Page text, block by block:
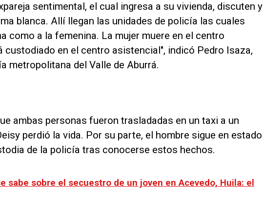
sentimental, el cual ingresa a su vivienda, discuten y
blanca. Allí llegan las unidades de policía las cuales
como a la femenina. La mujer muere en el centro
custodiado en el centro asistencial", indicó Pedro Isaza,
metropolitana del Valle de Aburrá.
ambas personas fueron trasladadas en un taxi a un
perdió la vida. Por su parte, el hombre sigue en estado
de la policía tras conocerse estos hechos.
sabe sobre el secuestro de un joven en Acevedo, Huila: el